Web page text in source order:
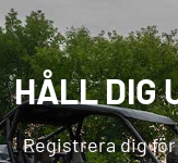
HÅLL DIG
Registrera dig